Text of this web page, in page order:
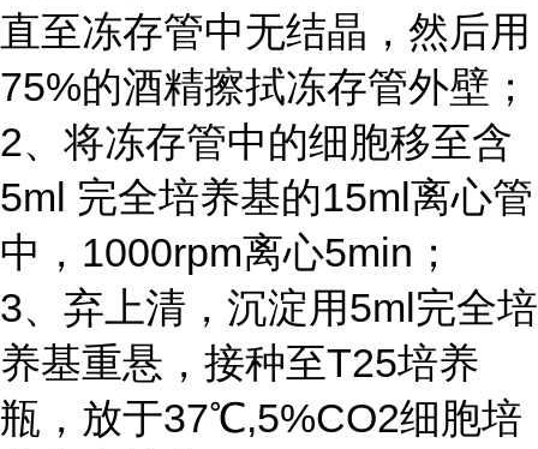
直至冻存管中无结晶，然后用
75%的酒精擦拭冻存管外壁；
2、将冻存管中的细胞移至含
5ml 完全培养基的15ml离心管
中，1000rpm离心5min；
3、弃上清，沉淀用5ml完全培
养基重悬，接种至T25培养
瓶，放于37℃,5%CO2细胞培